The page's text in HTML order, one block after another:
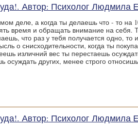
Автор: Психолог Людмила
деле, а когда ты делаешь что - то на
время и обращать внимание на себя.
что раз у тебя получается одно, то
о снисходительности, когда ты
изличний вес ты перестаешь
осуждать других, менее строго
Автор: Психолог Людмила